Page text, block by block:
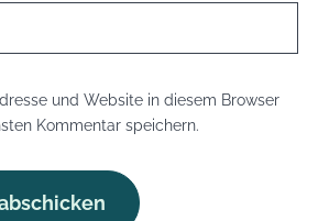
und Website in diesem Browser
Kommentar speichern.